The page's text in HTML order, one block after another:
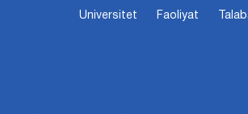
Universitet Faoliyat